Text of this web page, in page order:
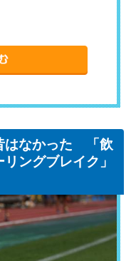
はなかった 「飲
ングブレイク」